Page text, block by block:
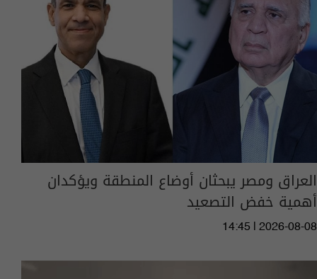
العراق ومصر يبحثان أوضاع المنطقة ويؤكدان
أهمية خفض التصعيد
14:45 | 2026-08-08